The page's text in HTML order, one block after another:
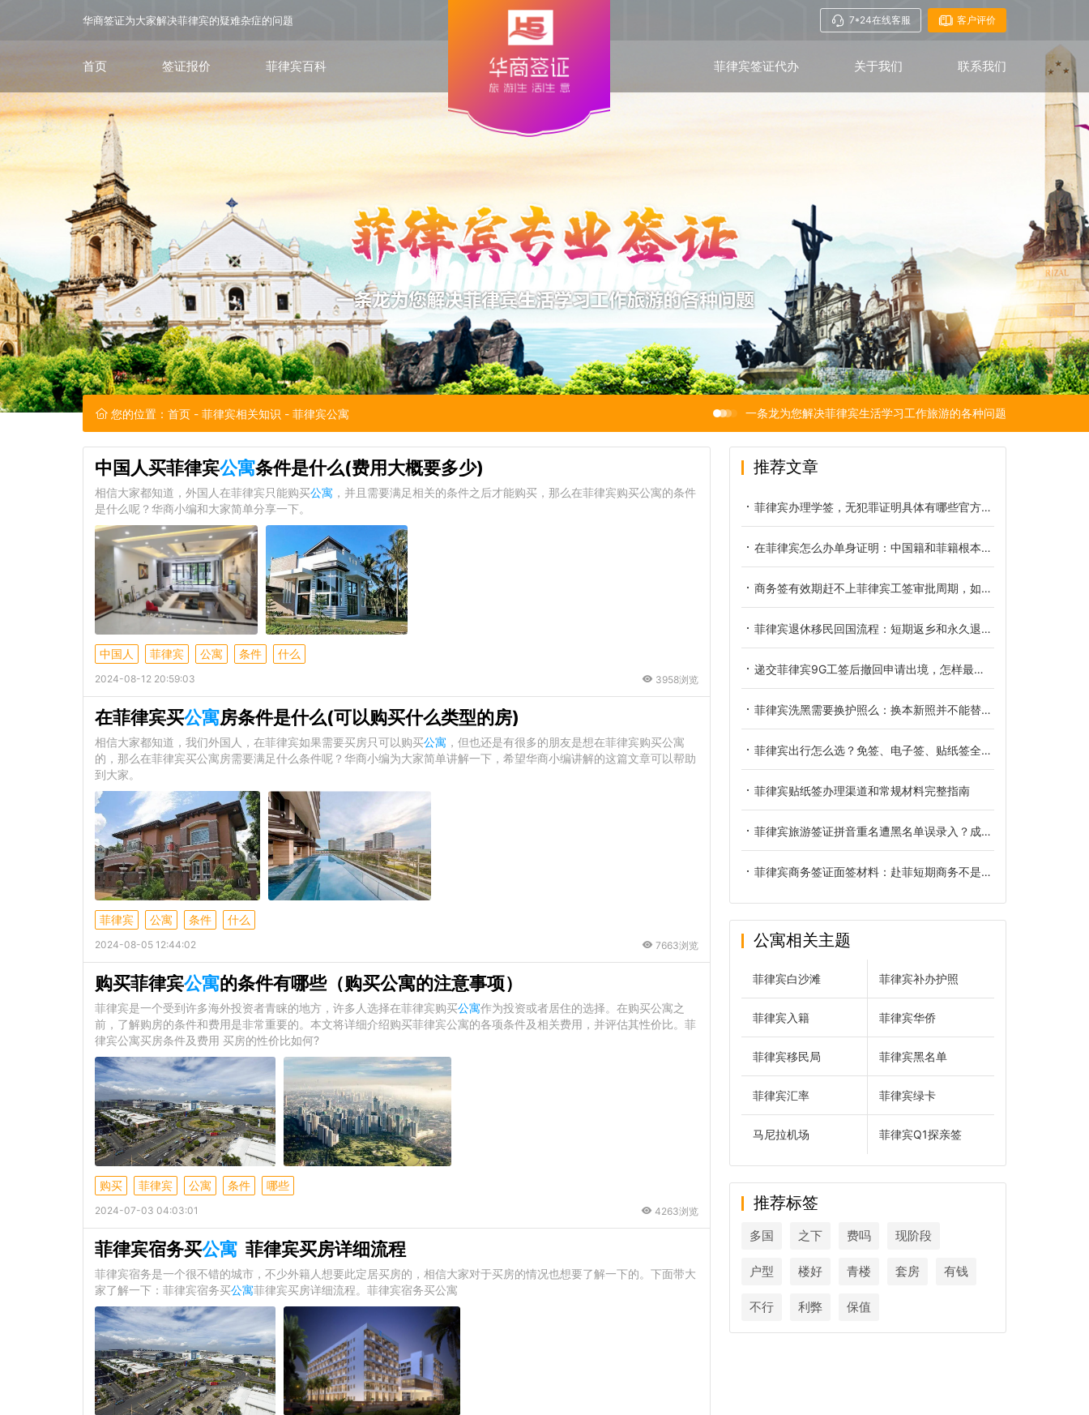
华商签证为大家解决菲律宾的疑难杂症的问题 7*24在线客服 客户评价
首页 签证报价 菲律宾百科 菲律宾签证代办 关于我们 联系我们
您的位置： 首页 - 菲律宾相关知识 - 菲律宾公寓 一条龙为您解决菲律宾生活学习工作旅游的各种问题
中国人买菲律宾公寓条件是什么(费用大概要多少)
相信大家都知道，外国人在菲律宾只能购买公寓 ，并且需要满足相关的条件之后才能购买，那么在菲律宾购买公寓的条件
是什么呢？华商小编和大家简单分享一下。
中国人 菲律宾 公寓 条件 什么
2024-08-12 20:59:03 3958浏览
在菲律宾买公寓房条件是什么(可以购买什么类型的房)
相信大家都知道，我们外国人，在菲律宾如果需要买房只可以购买公寓 ，但也还是有很多的朋友是想在菲律宾购买公寓
的，那么在菲律宾买公寓房需要满足什么条件呢？华商小编为大家简单讲解一下，希望华商小编讲解的这篇文章可以帮助
到大家。
菲律宾 公寓 条件 什么
2024-08-05 12:44:02 7663浏览
购买菲律宾公寓的条件有哪些（购买公寓的注意事项）
菲律宾是一个受到许多海外投资者青睐的地方，许多人选择在菲律宾购买公寓作为投资或者居住的选择。在购买公寓之
前，了解购房的条件和费用是非常重要的。本文将详细介绍购买菲律宾公寓的各项条件及相关费用，并评估其性价比。菲
律宾公寓买房条件及费用 买房的性价比如何?
购买 菲律宾 公寓 条件 哪些
2024-07-03 04:03:01 4263浏览
菲律宾宿务买公寓 菲律宾买房详细流程
菲律宾宿务是一个很不错的城市，不少外籍人想要此定居买房的，相信大家对于买房的情况也想要了解一下的。下面带大
家了解一下：菲律宾宿务买公寓菲律宾买房详细流程。菲律宾宿务买公寓
推荐文章
菲律宾办理学签，无犯罪证明具体有哪些官方要求？
在菲律宾怎么办单身证明：中国籍和菲籍根本不是同一份文件
商务签有效期赶不上菲律宾工签审批周期，如何提前规避逾期滞留
菲律宾退休移民回国流程：短期返乡和永久退籍是两本账
递交菲律宾9G工签后撤回申请出境，怎样最大限度降低经济损失
菲律宾洗黑需要换护照么：换本新照并不能替你洗掉黑名单
菲律宾出行怎么选？免签、电子签、贴纸签全方位对比
菲律宾贴纸签办理渠道和常规材料完整指南
菲律宾旅游签证拼音重名遭黑名单误录入？成因、核验与正规解决办法
菲律宾商务签证面签材料：赴菲短期商务不是旅游签那一套
公寓相关主题
菲律宾白沙滩 菲律宾补办护照
菲律宾入籍 菲律宾华侨
菲律宾移民局 菲律宾黑名单
菲律宾汇率 菲律宾绿卡
马尼拉机场 菲律宾Q1探亲签
推荐标签
多国 之下 费吗 现阶段
户型 楼好 青楼 套房 有钱
不行 利弊 保值